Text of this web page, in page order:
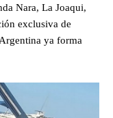
Nara, La Joaqui,
exclusiva de
ya forma